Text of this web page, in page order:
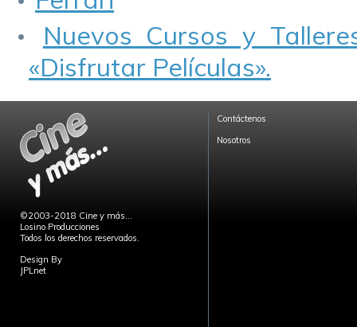
Nuevos Cursos y
«Disfrutar Películas».
©2003-2018 Cine y más...
Losino Producciones
Todos los derechos reservados.
Design By
JPLnet
Contáctenos
Nosotros